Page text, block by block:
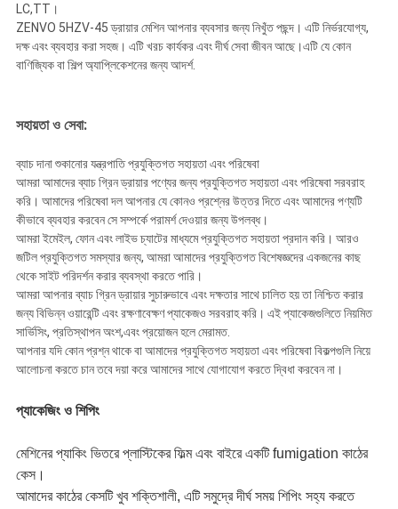
LC,TT।
ZENVO 5HZV-45 ড্রায়ার মেশিন আপনার ব্যবসার জন্য নিখুঁত পছন্দ। এটি নির্ভরযোগ্য,
দক্ষ এবং ব্যবহার করা সহজ। এটি খরচ কার্যকর এবং দীর্ঘ সেবা জীবন আছে।এটি যে কোন
বাণিজ্যিক বা শিল্প অ্যাপ্লিকেশনের জন্য আদর্শ.
সহায়তা ও সেবা:
ব্যাচ দানা শুকানোর যন্ত্রপাতি প্রযুক্তিগত সহায়তা এবং পরিষেবা
আমরা আমাদের ব্যাচ গ্রিন ড্রায়ার পণ্যের জন্য প্রযুক্তিগত সহায়তা এবং পরিষেবা সরবরাহ
করি। আমাদের পরিষেবা দল আপনার যে কোনও প্রশ্নের উত্তর দিতে এবং আমাদের পণ্যটি
কীভাবে ব্যবহার করবেন সে সম্পর্কে পরামর্শ দেওয়ার জন্য উপলব্ধ।
আমরা ইমেইল, ফোন এবং লাইভ চ্যাটের মাধ্যমে প্রযুক্তিগত সহায়তা প্রদান করি। আরও
জটিল প্রযুক্তিগত সমস্যার জন্য, আমরা আমাদের প্রযুক্তিগত বিশেষজ্ঞদের একজনের কাছ
থেকে সাইট পরিদর্শন করার ব্যবস্থা করতে পারি।
আমরা আপনার ব্যাচ গ্রিন ড্রায়ার সুচারুভাবে এবং দক্ষতার সাথে চালিত হয় তা নিশ্চিত করার
জন্য বিভিন্ন ওয়ারেন্টি এবং রক্ষণাবেক্ষণ প্যাকেজও সরবরাহ করি। এই প্যাকেজগুলিতে নিয়মিত
সার্ভিসিং, প্রতিস্থাপন অংশ,এবং প্রয়োজন হলে মেরামত.
আপনার যদি কোন প্রশ্ন থাকে বা আমাদের প্রযুক্তিগত সহায়তা এবং পরিষেবা বিকল্পগুলি নিয়ে
আলোচনা করতে চান তবে দয়া করে আমাদের সাথে যোগাযোগ করতে দ্বিধা করবেন না।
প্যাকেজিং ও শিপিং
মেশিনের প্যাকিং ভিতরে প্লাস্টিকের ফিল্ম এবং বাইরে একটি fumigation কাঠের
কেস।
আমাদের কাঠের কেসটি খুব শক্তিশালী, এটি সমুদ্রে দীর্ঘ সময় শিপিং সহ্য করতে